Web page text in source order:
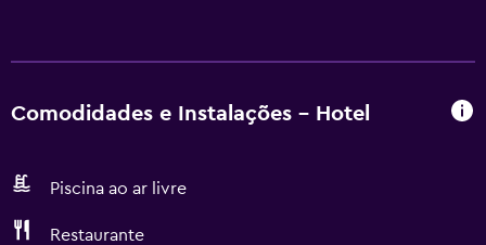
Comodidades e Instalações - Hotel
Piscina ao ar livre
Restaurante